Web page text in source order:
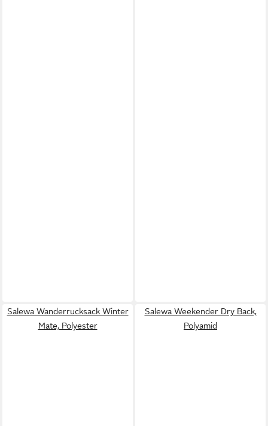
Salewa Wanderrucksack Winter
Mate, Polyester
Salewa Weekender Dry Back,
Polyamid